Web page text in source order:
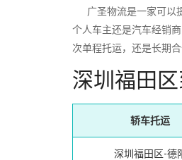
广圣物流是一家可以
个人车主还是汽车经销
次单程托运，还是长期
深圳福田
轿车托运
深圳福田区-德